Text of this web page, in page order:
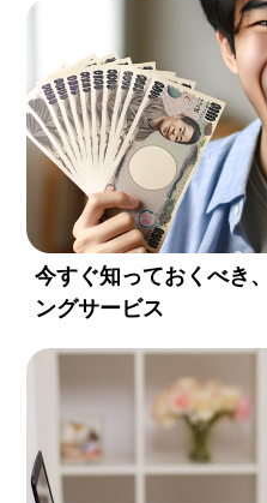
今すぐ知っておくべき
ングサービス